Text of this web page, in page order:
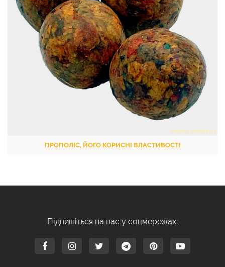
ПРОПОЛІС, ЙОГО КОРИСНІ ВЛАСТИВОСТІ
Підпишіться на нас у соцмережах: